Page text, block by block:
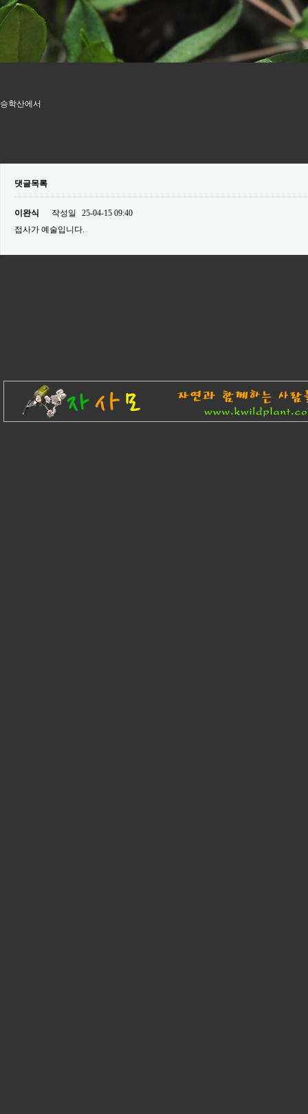
승학산에서
댓글목록
이완식 작성일
25-04-15 09:40
접사가 예술입니다.